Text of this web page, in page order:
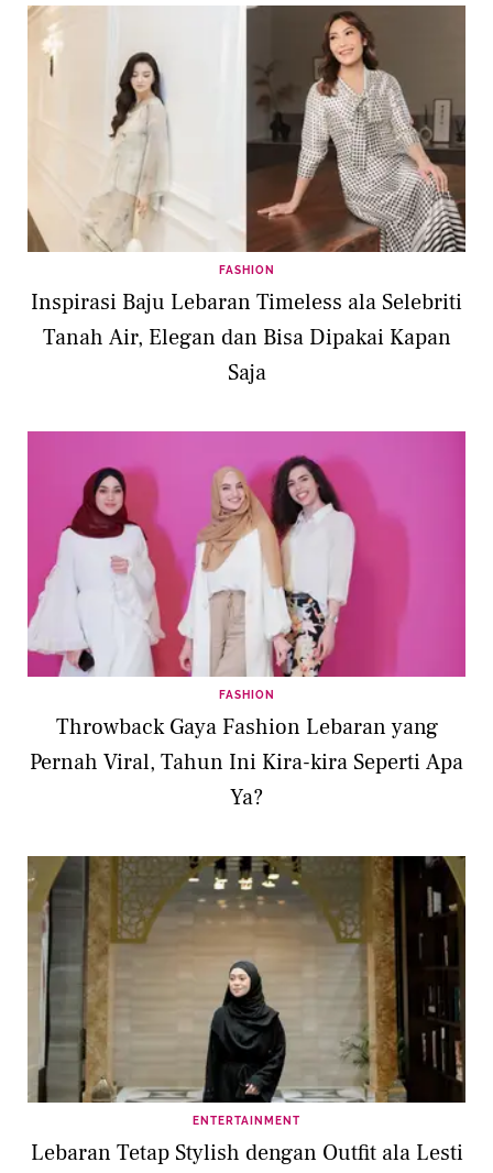
FASHION
Inspirasi Baju Lebaran Timeless ala Selebriti
Tanah Air, Elegan dan Bisa Dipakai Kapan
Saja
FASHION
Throwback Gaya Fashion Lebaran yang
Pernah Viral, Tahun Ini Kira-kira Seperti Apa
Ya?
ENTERTAINMENT
Lebaran Tetap Stylish dengan Outfit ala Lesti